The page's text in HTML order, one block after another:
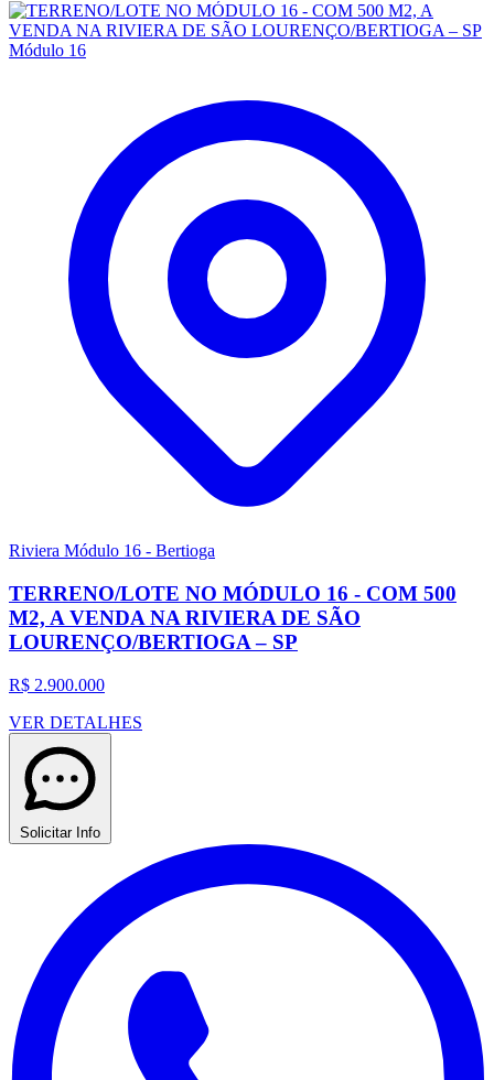
Módulo 16
Riviera Módulo 16 - Bertioga
TERRENO/LOTE NO MÓDULO 16 - COM 500
M2, A VENDA NA RIVIERA DE SÃO
LOURENÇO/BERTIOGA – SP
R$ 2.900.000
VER DETALHES
Solicitar Info